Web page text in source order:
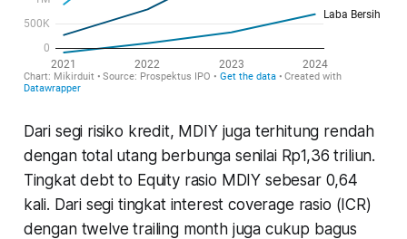
Dari segi risiko kredit, MDIY juga terhitung rendah
dengan total utang berbunga senilai Rp1,36 triliun.
Tingkat debt to Equity rasio MDIY sebesar 0,64
kali. Dari segi tingkat interest coverage rasio (ICR)
dengan twelve trailing month juga cukup bagus